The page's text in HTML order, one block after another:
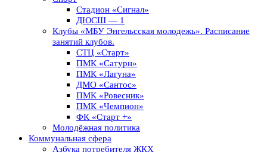
Стадион «Сигнал»
ДЮСШ — 1
Клубы «МБУ Энгельсская молодежь». Расписание
занятий клубов.
СТЦ «Старт»
ПМК «Сатурн»
ПМК «Лагуна»
ДМО «Сантос»
ПМК «Ровесник»
ПМК «Чемпион»
ФК «Старт +»
Молодёжная политика
Коммунальная сфера
Азбука потребителя ЖКХ